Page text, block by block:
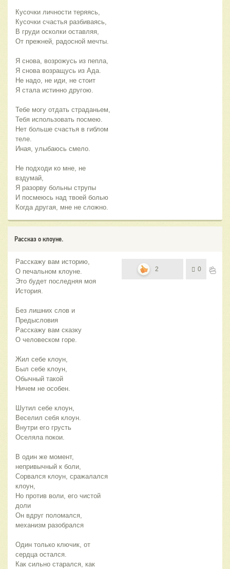
Кусочки личности теряясь,
Кусочки счастья разбиваясь,
В груди осколки оставляя,
От прежней, радосной мечты.
Я снова, возрожусь из пепла,
Я снова возращусь из Ада.
Не надо, не иди, не стоит
Я стала истинно другою.
Тебе могу отдать страданьем,
Тебя использовать посмею.
Нет больше счастья в гиблом
теле.
Иная, улыбаюсь смело.
Не подходи ко мне, не
вздумай,
Я разорву больны струпы
И посмеюсь над твоей болью
Когда другая, мне не сложно.
Рассказ о клоуне.
Расскажу вам историю,
О печальном клоуне.
Это будет последняя моя
История.
Без лишних слов и
Предысловия
Расскажу вам сказку
О человеском горе.
Жил себе клоун,
Был себе клоун,
Обычный такой
Ничем не особен.
Шутил себе клоун,
Веселил себя клоун.
Внутри его грусть
Оселяла покои.
В один же момент,
непривычный к боли,
Сорвался клоун, сражалался
клоун,
Но против воли, его чистой
доли
Он вдруг поломался,
механизм разобрался
Один только ключик, от
сердца остался.
Как сильно старался, как
2 0